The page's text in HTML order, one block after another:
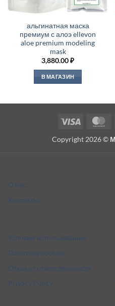
альгинатная маска
премиум с алоэ ellevon
aloe premium modeling
mask
3,880.00₽
В МАГАЗИН
Visa
Copyright 2026 ©
О нас
Контакты
Условия использования
Политика cookies
Отказ от ответственности
Privacy Policy